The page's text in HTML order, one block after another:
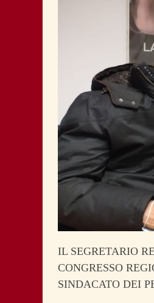
IL SEGRETARIO
CONGRESSO
SINDACATO DEI